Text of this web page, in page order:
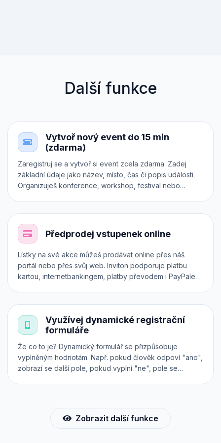
Další funkce
Vytvoř nový event do 15 min
(zdarma)
Zaregistruj se a vytvoř si event zcela zdarma. Zadej
základní údaje jako název, místo, čas či popis události.
Organizuješ konference, workshop, festival nebo
praxi.
Předprodej vstupenek online
Lístky na své akce můžeš prodávat online přes náš
portál nebo přes svůj web. Inviton podporuje platbu
kartou, internetbankingem, platby převodem i PayPalem.
iframe, API nebo plugin.
Využívej dynamické registrační
formuláře
Že co to je? Dynamický formulář se přizpůsobuje
vyplněným hodnotám. Např. pokud člověk odpoví "ano",
zobrazí se další pole, pokud vyplní "ne", pole se
Zobrazit další funkce